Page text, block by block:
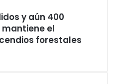
y aún 400
el
forestales